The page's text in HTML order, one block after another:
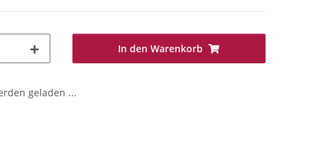
In den Warenkorb
geladen ...